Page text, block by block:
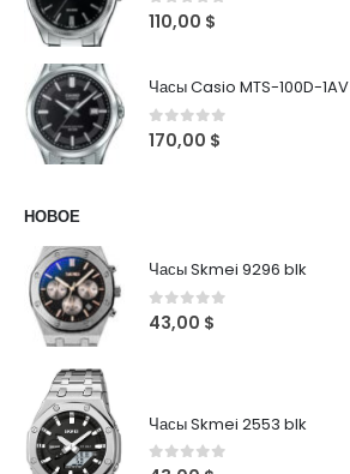
0out of 5
110,00 $
Часы Casio MTS-100D-1AV
0out of 5
170,00 $
НОВОЕ
Часы Skmei 9296 blk
0 out of 5
43,00 $
Часы Skmei 2553 blk
0 out of 5